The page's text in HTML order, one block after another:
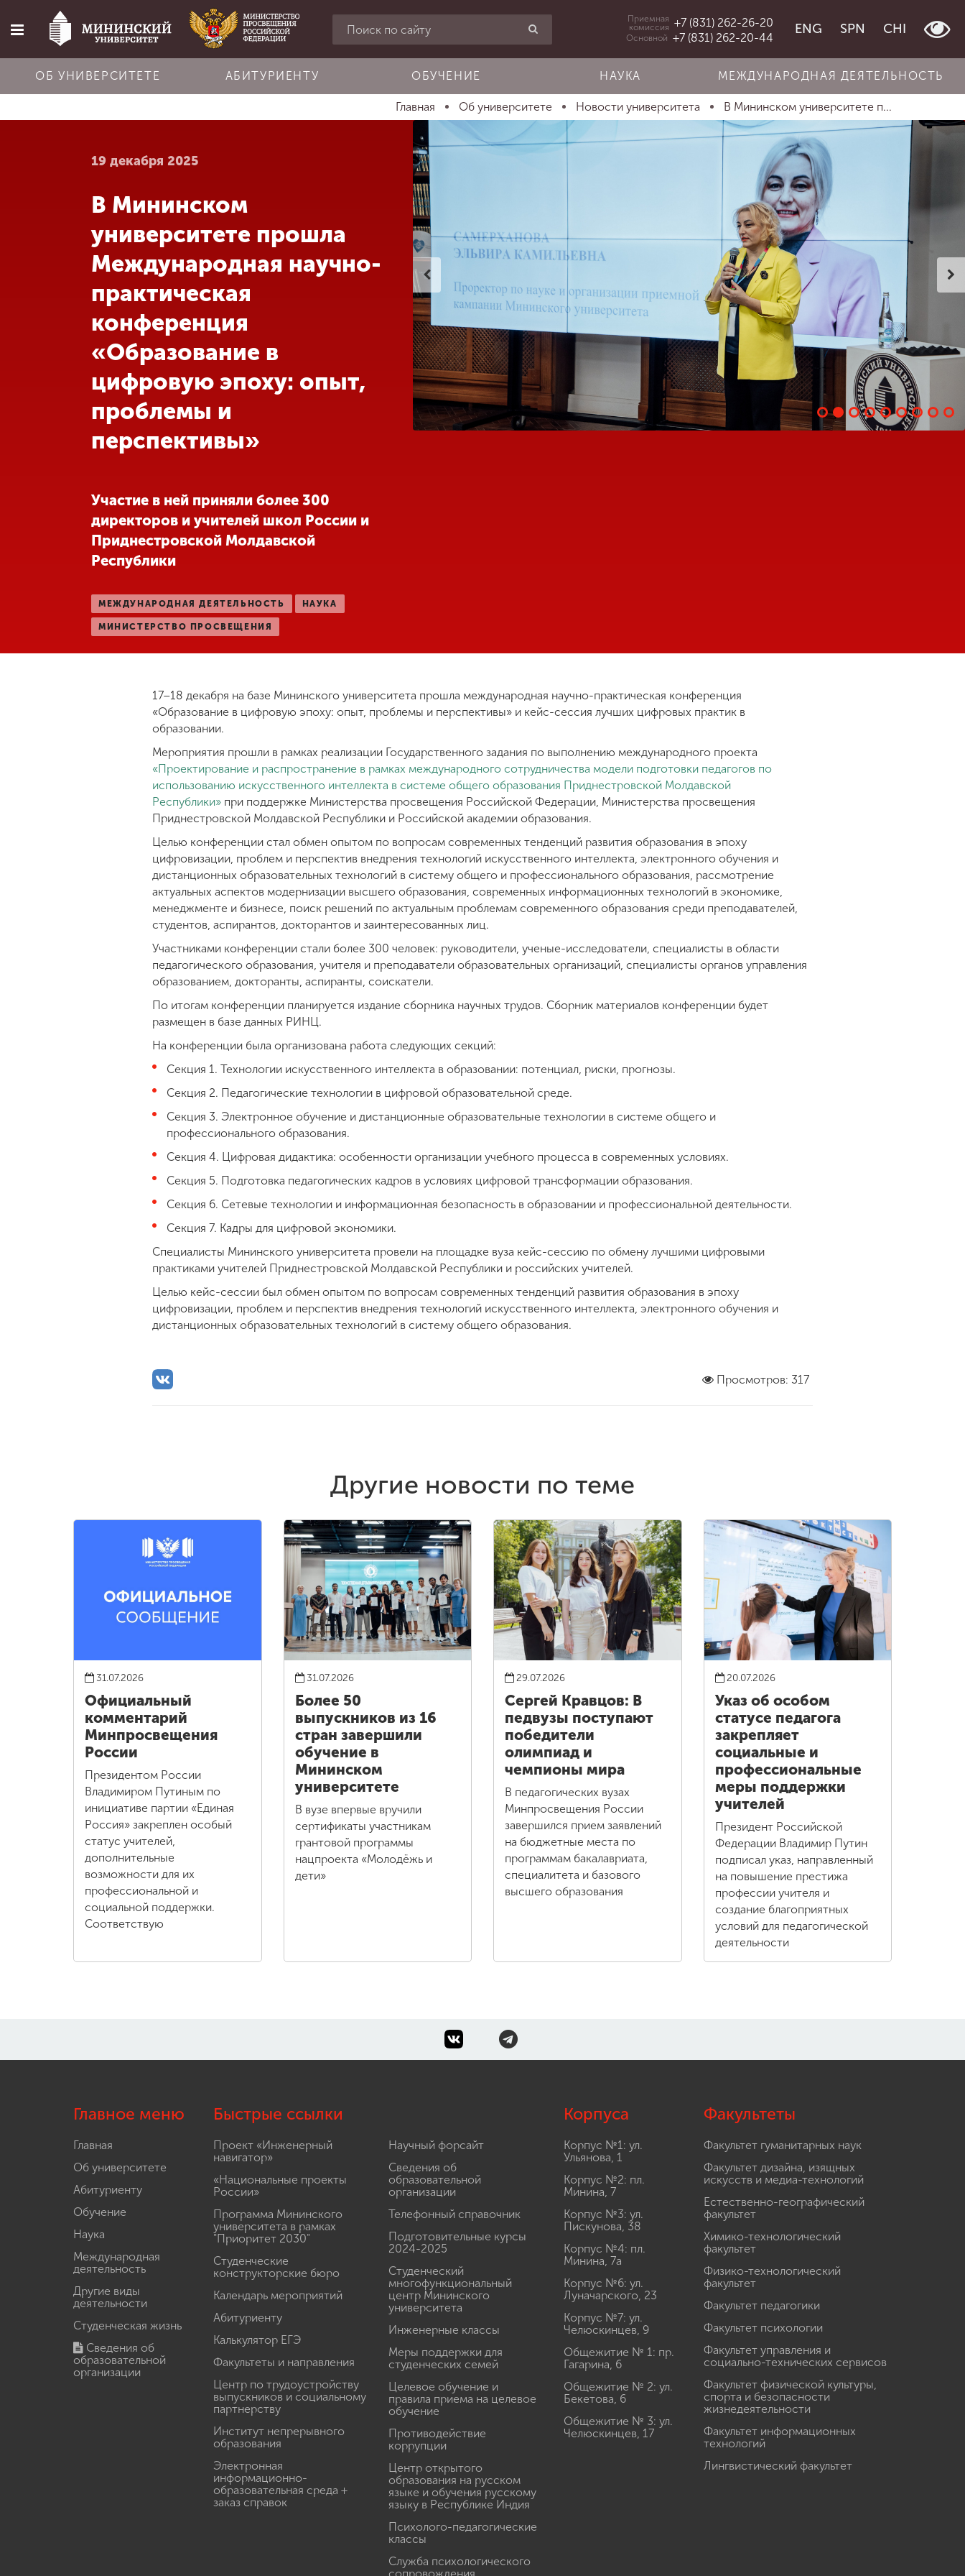
Главная
Об университете
Абитуриенту
Обучение
Международная
деятельность
Другие виды
деятельности
Сведения об
образовательной
организации
комиссия
+7 (831) 262-26-20
Приемная
комиссия +7 (831) 262-26-20
Основной +7 (831) 262-20-44
ENG SPN CHI
ОБ УНИВЕРСИТЕТЕ АБИТУРИЕНТУ ОБУЧЕНИЕ НАУКА МЕЖДУНАРОДНАЯ ДЕЯТЕЛЬНОСТЬ
Главная Об университете Новости университета В Мининском университете п...
19 декабря 2025
В Мининском
университете прошла
Международная научно-
практическая
конференция
«Образование в
цифровую эпоху: опыт,
проблемы и
перспективы»
Участие в ней приняли более 300
директоров и учителей школ России и
Приднестровской Молдавской
Республики
МЕЖДУНАРОДНАЯ ДЕЯТЕЛЬНОСТЬ НАУКА
МИНИСТЕРСТВО ПРОСВЕЩЕНИЯ
17–18 декабря на базе Мининского университета прошла международная научно-практическая конференция
«Образование в цифровую эпоху: опыт, проблемы и перспективы» и кейс-сессия лучших цифровых практик в
образовании.
Мероприятия прошли в рамках реализации Государственного задания по выполнению международного проекта
«Проектирование и распространение в рамках международного сотрудничества модели подготовки педагогов по
использованию искусственного интеллекта в системе общего образования Приднестровской Молдавской
Республики» при поддержке Министерства просвещения Российской Федерации, Министерства просвещения
Приднестровской Молдавской Республики и Российской академии образования.
Целью конференции стал обмен опытом по вопросам современных тенденций развития образования в эпоху
цифровизации, проблем и перспектив внедрения технологий искусственного интеллекта, электронного обучения и
дистанционных образовательных технологий в систему общего и профессионального образования, рассмотрение
актуальных аспектов модернизации высшего образования, современных информационных технологий в экономике,
менеджменте и бизнесе, поиск решений по актуальным проблемам современного образования среди преподавателей,
студентов, аспирантов, докторантов и заинтересованных лиц.
Участниками конференции стали более 300 человек: руководители, ученые-исследователи, специалисты в области
педагогического образования, учителя и преподаватели образовательных организаций, специалисты органов управления
образованием, докторанты, аспиранты, соискатели.
По итогам конференции планируется издание сборника научных трудов. Сборник материалов конференции будет
размещен в базе данных РИНЦ.
На конференции была организована работа следующих секций:
Секция 1. Технологии искусственного интеллекта в образовании: потенциал, риски, прогнозы.
Секция 2. Педагогические технологии в цифровой образовательной среде.
Секция 3. Электронное обучение и дистанционные образовательные технологии в системе общего и
профессионального образования.
Секция 4. Цифровая дидактика: особенности организации учебного процесса в современных условиях.
Секция 5. Подготовка педагогических кадров в условиях цифровой трансформации образования.
Секция 6. Сетевые технологии и информационная безопасность в образовании и профессиональной деятельности.
Секция 7. Кадры для цифровой экономики.
Специалисты Мининского университета провели на площадке вуза кейс-сессию по обмену лучшими цифровыми
практиками учителей Приднестровской Молдавской Республики и российских учителей.
Целью кейс-сессии был обмен опытом по вопросам современных тенденций развития образования в эпоху
цифровизации, проблем и перспектив внедрения технологий искусственного интеллекта, электронного обучения и
дистанционных образовательных технологий в систему общего образования.
Просмотров: 317
Другие новости по теме
31.07.2026
Официальный
комментарий
Минпросвещения
России
Президентом России
Владимиром Путиным по
инициативе партии «Единая
Россия» закреплен особый
статус учителей,
дополнительные
возможности для их
профессиональной и
социальной поддержки.
Соответствую
31.07.2026
Более 50
выпускников из 16
стран завершили
обучение в
Мининском
университете
В вузе впервые вручили
сертификаты участникам
грантовой программы
нацпроекта «Молодёжь и
дети»
29.07.2026
Сергей Кравцов: В
педвузы поступают
победители
олимпиад и
чемпионы мира
В педагогических вузах
Минпросвещения России
завершился прием заявлений
на бюджетные места по
программам бакалавриата,
специалитета и базового
высшего образования
20.07.2026
Указ об особом
статусе педагога
закрепляет
социальные и
профессиональные
меры поддержки
учителей
Президент Российской
Федерации Владимир Путин
подписал указ, направленный
на повышение престижа
профессии учителя и
создание благоприятных
условий для педагогической
деятельности
Главное меню
Главная
Об университете
Абитуриенту
Обучение
Наука
Международная
деятельность
Другие виды
деятельности
Студенческая жизнь
Сведения об
образовательной
организации
Быстрые ссылки
Проект «Инженерный
навигатор»
«Национальные проекты
России»
Программа Мининского
университета в рамках
"Приоритет 2030"
Студенческие
конструкторские бюро
Календарь мероприятий
Абитуриенту
Калькулятор ЕГЭ
Факультеты и направления
Центр по трудоустройству
выпускников и социальному
партнерству
Институт непрерывного
образования
Электронная
информационно-
образовательная среда +
заказ справок
Научный форсайт
Сведения об
образовательной
организации
Телефонный справочник
Подготовительные курсы
2024-2025
Студенческий
многофункциональный
центр Мининского
университета
Инженерные классы
Меры поддержки для
студенческих семей
Целевое обучение и
правила приема на целевое
обучение
Противодействие
коррупции
Центр открытого
образования на русском
языке и обучения русскому
языку в Республике Индия
Психолого-педагогические
классы
Служба психологического
Корпуса
Корпус №1: ул.
Ульянова, 1
Корпус №2: пл.
Минина, 7
Корпус №3: ул.
Пискунова, 38
Корпус №4: пл.
Минина, 7а
Корпус №6: ул.
Луначарского, 23
Корпус №7: ул.
Челюскинцев, 9
Общежитие № 1: пр.
Гагарина, 6
Общежитие № 2: ул.
Бекетова, 6
Общежитие № 3: ул.
Челюскинцев, 17
Факультеты
Факультет гуманитарных наук
Факультет дизайна, изящных
искусств и медиа-технологий
Естественно-географический
факультет
Химико-технологический
факультет
Физико-технологический
факультет
Факультет педагогики
Факультет психологии
Факультет управления и
социально-технических сервисов
Факультет физической культуры,
спорта и безопасности
жизнедеятельности
Факультет информационных
технологий
Лингвистический факультет